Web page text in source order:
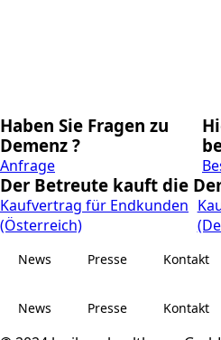
Haben Sie Fragen zu
Demenz ?
Anfrage
Der Betreute kauft die
Kaufvertrag für Endkunden
(Österreich)
News Presse Kontakt
News Presse Kontakt